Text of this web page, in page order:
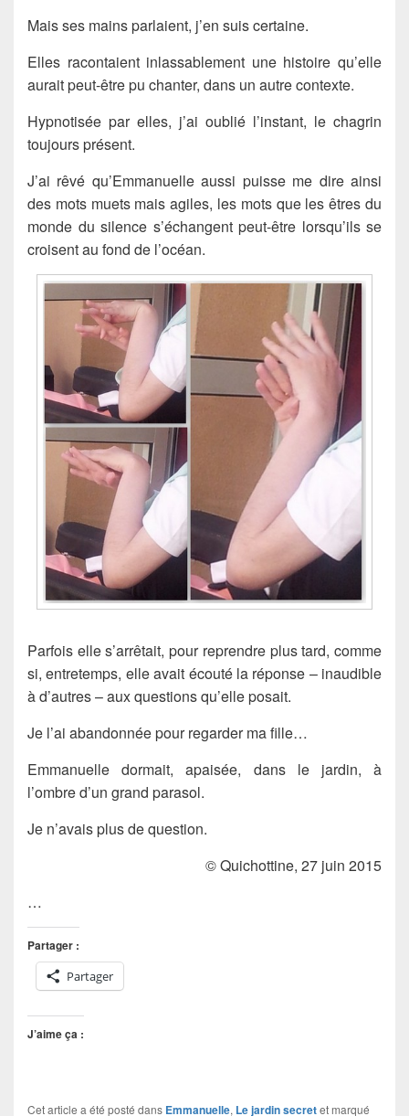
Mais ses mains parlaient, j’en suis certaine.
Elles racontaient inlassablement une histoire qu’elle
aurait peut-être pu chanter, dans un autre contexte.
Hypnotisée par elles, j’ai oublié l’instant, le chagrin
toujours présent.
J’ai rêvé qu’Emmanuelle aussi puisse me dire ainsi
des mots muets mais agiles, les mots que les êtres du
monde du silence s’échangent peut-être lorsqu’ils se
croisent au fond de l’océan.
Parfois elle s’arrêtait, pour reprendre plus tard, comme
si, entretemps, elle avait écouté la réponse – inaudible
à d’autres – aux questions qu’elle posait.
Je l’ai abandonnée pour regarder ma fille…
Emmanuelle dormait, apaisée, dans le jardin, à
l’ombre d’un grand parasol.
Je n’avais plus de question.
© Quichottine, 27 juin 2015
…
Partager :
Partager
J’aime ça :
Cet article a été posté dans Emmanuelle, Le jardin secretet marqué